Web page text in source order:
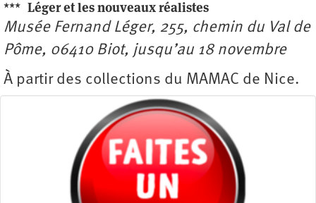
*** Léger et les nouveaux réalistes
Musée Fernand Léger, 255, chemin du Val de
Pôme, 06410 Biot, jusqu’au 18 novembre
À partir des collections du MAMAC de Nice.